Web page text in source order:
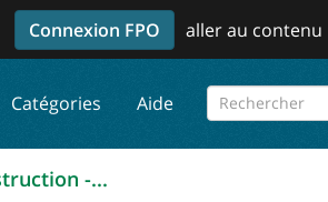
Connexion FPO aller au contenu
Catégories Aide
-...